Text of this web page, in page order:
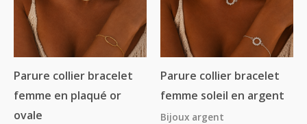
Parure collier bracelet
femme en plaqué or
ovale
Parure collier bracelet
femme soleil en argent
Bijoux argent